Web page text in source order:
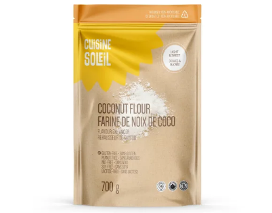
AJOUTER AU PANIER / DÉTAILS